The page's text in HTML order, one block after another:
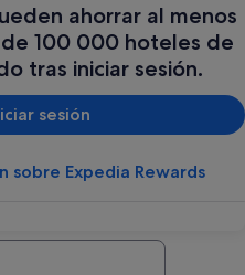
ahorrar al menos
de 100 000 hoteles de
tras iniciar sesión.
sesión
sobre Expedia Rewards